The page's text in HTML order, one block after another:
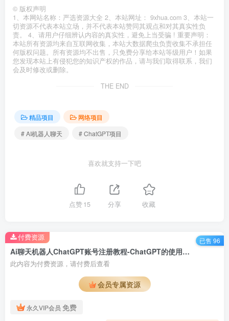
© 版权声明
1、本网站名称：严选资源大全 2、本站网址： 9xhua.com 3、本站一
切资源不代表本站立场，并不代表本站赞同其观点和对其真实性负
责。 4、请用户仔细辨认内容的真实性，避免上当受骗 ! 重要声明：
本站所有资源均来自互联网收集，本站大数据爬虫负责收集不承担任
何版权问题。所有资源均不出售，只免费分享给本站等级用户！如果
您发现本站上有侵犯您的知识产权的作品，请与我们取得联系，我们
会及时修改或删除。
THE END
精品项目
网络项目
# AI机器人聊天
# ChatGPT项目
喜欢就支持一下吧
点赞15 分享 收藏
Ai聊天机器人ChatGPT账号注册教程-ChatGPT的使用方法，3种盈利模式
此内容为付费资源，请付费后查看
会员专属资源
永久VIP会员 免费
付费资源 已售 96